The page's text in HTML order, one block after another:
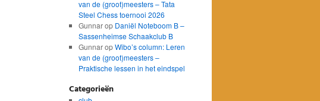
van de (groot)meesters – Tata
Steel Chess toernooi 2026
Gunnarop Daniël Noteboom B –
Sassenheimse Schaakclub B
GunnaropWibo’s column: Leren
van de (groot)meesters –
Praktische lessen in het eindspel
Categorieën